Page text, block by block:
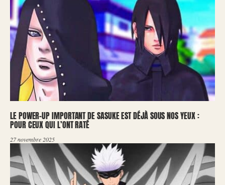
LE POWER-UP IMPORTANT DE SASUKE EST DÉJÀ SOUS NOS YEUX :
POUR CEUX QUI L’ONT RATÉ
27 novembre 2025